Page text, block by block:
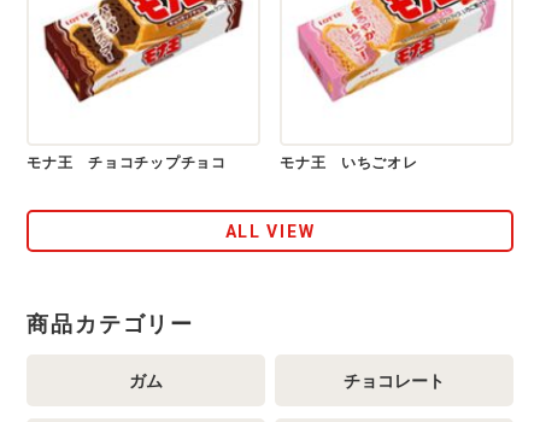
モナ王 チョコチップチョコ モナ王 いちごオレ
ALL VIEW
商品カテゴリー
ガム チョコレート